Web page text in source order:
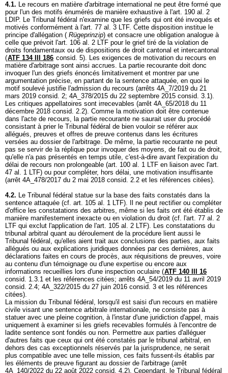
4.1. Le recours en matière d'arbitrage international ne peut être formé que
pour l'un des motifs énumérés de manière exhaustive à l'art. 190 al. 2
LDIP. Le Tribunal fédéral n'examine que les griefs qui ont été invoqués et
motivés conformément à l'art. 77 al. 3 LTF. Cette disposition institue le
principe d'allégation ( Rügeprinzip) et consacre une obligation analogue à
celle que prévoit l'art. 106 al. 2 LTF pour le grief tiré de la violation de
droits fondamentaux ou de dispositions de droit cantonal et intercantonal
(ATF 134 III 186 consid. 5). Les exigences de motivation du recours en
matière d'arbitrage sont ainsi accrues. La partie recourante doit donc
invoquer l'un des griefs énoncés limitativement et montrer par une
argumentation précise, en partant de la sentence attaquée, en quoi le
motif soulevé justifie l'admission du recours (arrêts 4A_7/2019 du 21
mars 2019 consid. 2; 4A_378/2015 du 22 septembre 2015 consid. 3.1).
Les critiques appellatoires sont irrecevables (arrêt 4A_65/2018 du 11
décembre 2018 consid. 2.2). Comme la motivation doit être contenue
dans l'acte de recours, la partie recourante ne saurait user du procédé
consistant à prier le Tribunal fédéral de bien vouloir se référer aux
allégués, preuves et offres de preuve contenus dans les écritures
versées au dossier de l'arbitrage. De même, la partie recourante ne peut
pas se servir de la réplique pour invoquer des moyens, de fait ou de droit,
qu'elle n'a pas présentés en temps utile, c'est-à-dire avant l'expiration du
délai de recours non prolongeable (art. 100 al. 1 LTF en liaison avec l'art.
47 al. 1 LTF) ou pour compléter, hors délai, une motivation insuffisante
(arrêt 4A_478/2017 du 2 mai 2018 consid. 2.2 et les références citées).
4.2. Le Tribunal fédéral statue sur la base des faits constatés dans la
sentence attaquée (cf. art. 105 al. 1 LTF). Il ne peut rectifier ou compléter
d'office les constatations des arbitres, même si les faits ont été établis de
manière manifestement inexacte ou en violation du droit (cf. l'art. 77 al. 2
LTF qui exclut l'application de l'art. 105 al. 2 LTF). Les constatations du
tribunal arbitral quant au déroulement de la procédure lient aussi le
Tribunal fédéral, qu'elles aient trait aux conclusions des parties, aux faits
allégués ou aux explications juridiques données par ces dernières, aux
déclarations faites en cours de procès, aux réquisitions de preuves, voire
au contenu d'un témoignage ou d'une expertise ou encore aux
informations recueillies lors d'une inspection oculaire (ATF 140 III 16
consid. 1.3.1 et les références citées; arrêts 4A_54/2019 du 11 avril 2019
consid. 2.4; 4A_322/2015 du 27 juin 2016 consid. 3 et les références
citées).
La mission du Tribunal fédéral, lorsqu'il est saisi d'un recours en matière
civile visant une sentence arbitrale internationale, ne consiste pas à
statuer avec une pleine cognition, à l'instar d'une juridiction d'appel, mais
uniquement à examiner si les griefs recevables formulés à l'encontre de
ladite sentence sont fondés ou non. Permettre aux parties d'alléguer
d'autres faits que ceux qui ont été constatés par le tribunal arbitral, en
dehors des cas exceptionnels réservés par la jurisprudence, ne serait
plus compatible avec une telle mission, ces faits fussent-ils établis par
les éléments de preuve figurant au dossier de l'arbitrage (arrêt
4A_140/2022 du 22 août 2022 consid. 4.2). Cependant, le Tribunal fédéral